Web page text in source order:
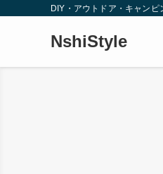
DIY・アウトドア・キャンピ
NshiStyle